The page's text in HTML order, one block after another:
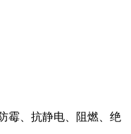
霉、抗静电、阻燃、绝